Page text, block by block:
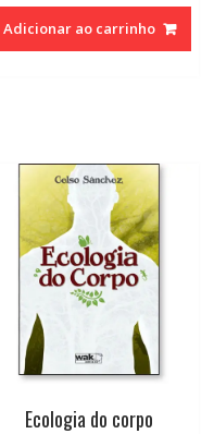
Adicionar ao carrinho
Ecologia do corpo